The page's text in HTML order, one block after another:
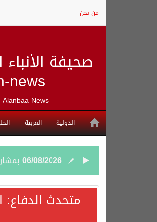
من نحن
صحيفة الأنباء
news
News
الدولية العربية
06/08/2026
05/08/2026وزير
متحدث الدفاع: